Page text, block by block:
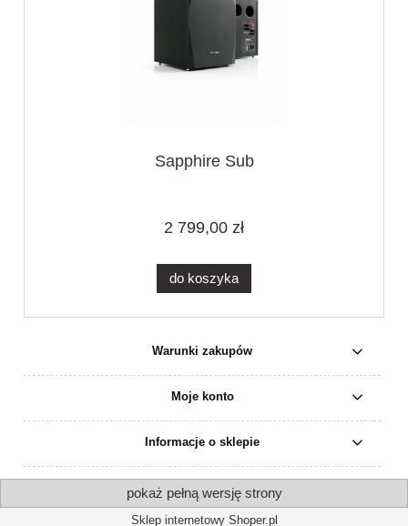
Sapphire Sub
2 799,00 zł
do koszyka
Warunki zakupów
Moje konto
Informacje o sklepie
pokaż pełną wersję strony
Sklep internetowy Shoper.pl